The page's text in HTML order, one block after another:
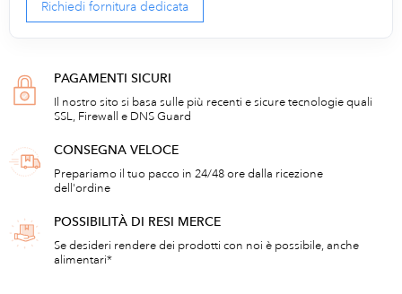
Richiedi fornitura dedicata
PAGAMENTI SICURI
Il nostro sito si basa sulle più recenti e sicure tecnologie quali
SSL, Firewall e DNS Guard
CONSEGNA VELOCE
Prepariamo il tuo pacco in 24/48 ore dalla ricezione
dell'ordine
POSSIBILITÀ DI RESI MERCE
Se desideri rendere dei prodotti con noi è possibile, anche
alimentari*